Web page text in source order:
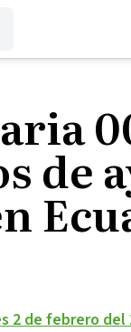
de
2 de febrero